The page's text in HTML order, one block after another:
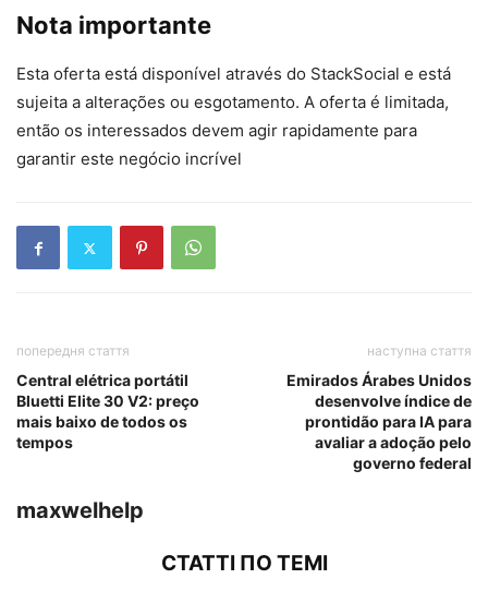
Nota importante
Esta oferta está disponível através do StackSocial e está
sujeita a alterações ou esgotamento. A oferta é limitada,
então os interessados ​​devem agir rapidamente para
garantir este negócio incrível
попередня стаття
Central elétrica portátil
Bluetti Elite 30 V2: preço
mais baixo de todos os
tempos
наступна стаття
Emirados Árabes Unidos
desenvolve índice de
prontidão para IA para
avaliar a adoção pelo
governo federal
maxwelhelp
СТАТТІ ПО ТЕМІ